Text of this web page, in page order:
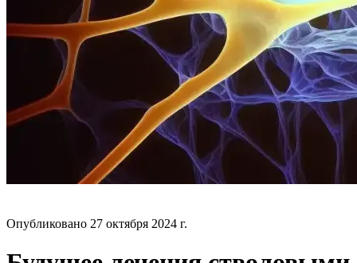
Опубликовано 27 октября 2024 г.